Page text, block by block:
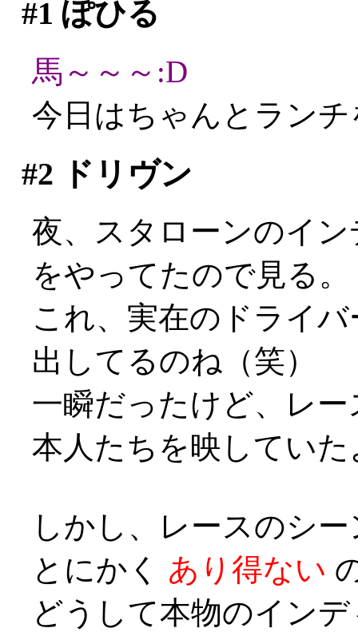
#1 ぽひる
馬～～～:D
今日はちゃんとラン
#2 ドリヴン
夜、スタローンのイ
をやってたので見る。
これ、実在のドライ
出してるのね（笑）
一瞬だったけど、レ
本人たちを映してい
しかし、レースのシ
とにかく あり得ない
どうして本物のイン